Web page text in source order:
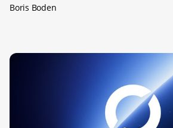
Boris Boden